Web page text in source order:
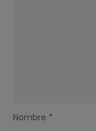
Nombre *